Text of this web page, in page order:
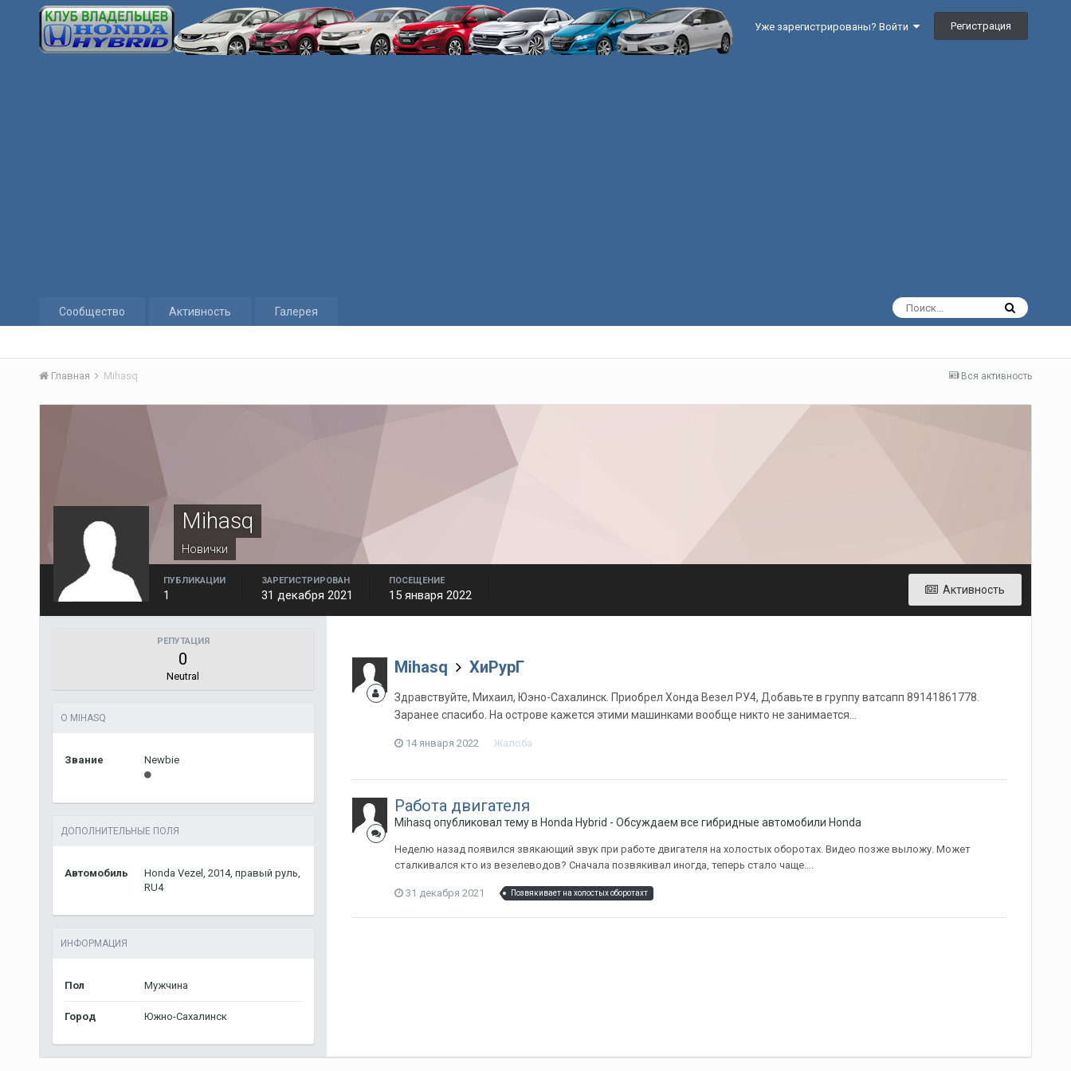
Уже зарегистрированы? Войти Регистрация
Сообщество Активность Галерея
Вся активность
Главная Mihasq
Mihasq
Новички
Активность
ПУБЛИКАЦИИ
1
ЗАРЕГИСТРИРОВАН
31 декабря 2021
ПОСЕЩЕНИЕ
15 января 2022
РЕПУТАЦИЯ
0
Neutral
О MIHASQ
Звание Newbie
ДОПОЛНИТЕЛЬНЫЕ ПОЛЯ
Автомобиль
Honda Vezel, 2014, правый руль,
RU4
ИНФОРМАЦИЯ
Пол Мужчина
Город Южно-Сахалинск
Mihasq ХиРурГ
Здравствуйте, Михаил, Юэно-Сахалинск. Приобрел Хонда Везел РУ4, Добавьте в группу ватсапп 89141861778.
Заранее спасибо. На острове кажется этими машинками вообще никто не занимается...
14 января 2022 Жалоба
Работа двигателя
Mihasq опубликовал тему в Honda Hybrid - Обсуждаем все гибридные автомобили Honda
Неделю назад появился звякающий звук при работе двигателя на холостых оборотах. Видео позже выложу. Может
сталкивался кто из везелеводов? Сначала позвякивал иногда, теперь стало чаще….
31 декабря 2021 Позвякивает на холостых оборотахт